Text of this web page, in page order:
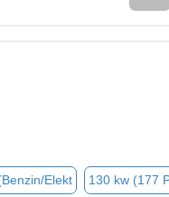
Elekt 130 kw (177